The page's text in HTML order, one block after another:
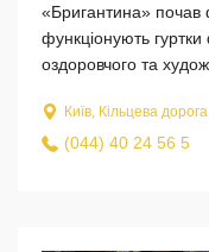
«Бригантина» почав
функціонують гуртки
оздоровчого та
Київ, Кільцева
(044) 40 24 56 5